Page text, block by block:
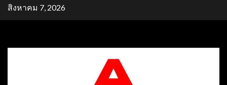
Skipสิงหาคม 7, 2026